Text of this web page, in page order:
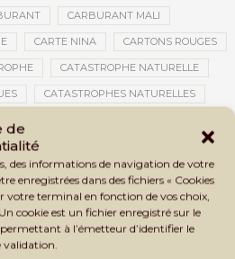
de
des informations de navigation de votre
enregistrées dans des fichiers « Cookies
votre terminal en fonction de vos choix,
cookie est un fichier enregistré sur le
à l’émetteur d’identifier le
validation.
CARBURANT MALI
CARTE NINA CARTONS ROUGES
CATASTROPHE NATURELLE
CATASTROPHES NATURELLES
CÉLÉBRATION NATIONALE CEMAC
CENOU CENSURE
CENTRALE SOLAIRE
CENTRALES SOLAIRES
ARTIFICIELLE